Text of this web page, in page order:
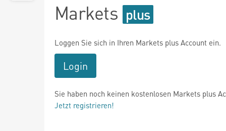
Markets
Loggen Sie sich in Ihren Markets plus Account ein.
Login
Sie haben noch keinen kostenlosen Markets plus
Jetzt registrieren!